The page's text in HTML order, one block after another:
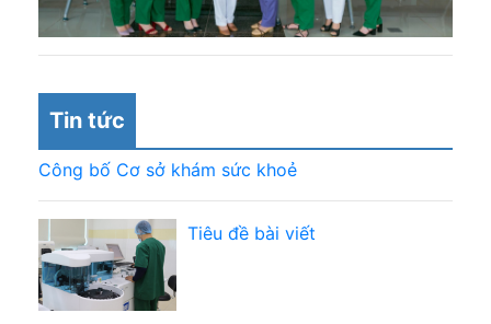
Tin tức
Công bố Cơ sở khám sức khoẻ
Tiêu đề bài viết